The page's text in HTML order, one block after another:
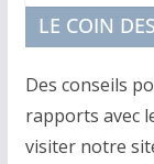
LE COIN
Des conseils
rapports avec
visiter notre